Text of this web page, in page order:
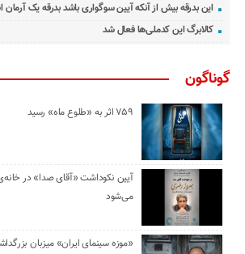
این بدرقه بیش از آنکه آیین سوگواری باشد بدرقه یک
کالابرگ این کدملی‌ها فعال شد
گوناگون
۷۵۹ اثر به «طلوع ماه» رسید
آیین نکوداشت «آقای صدا» در خانه‌ی
می‌شود
«موزه سینمای ایران» میزبان